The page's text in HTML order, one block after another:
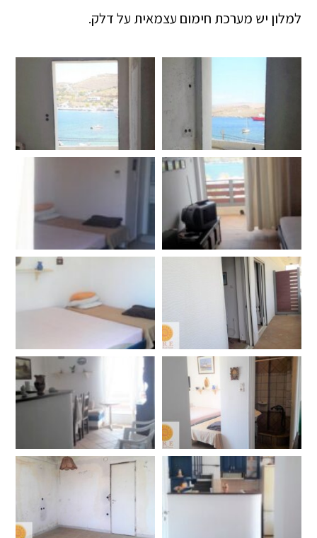
למלון יש מערכת חימום עצמאית על דלק.